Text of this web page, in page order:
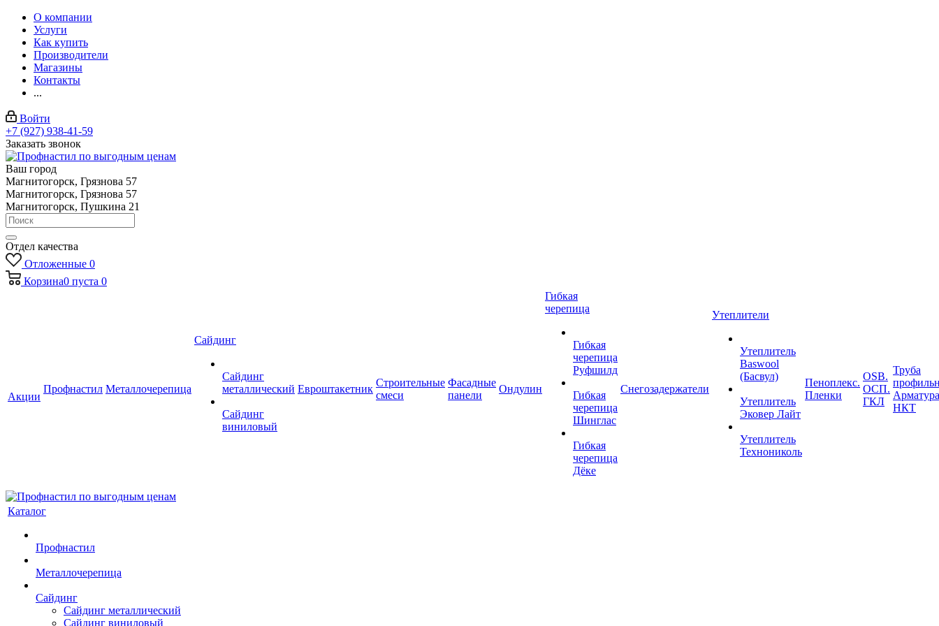
О компании
Услуги
Как купить
Производители
Магазины
Контакты
...
Войти
+7 (927) 938-41-59
Заказать звонок
Ваш город
Магнитогорск, Грязнова 57
Магнитогорск, Грязнова 57
Магнитогорск, Пушкина 21
Отдел качества
Отложенные 0
Корзина0 пуста 0
Акции
Профнастил Металлочерепица
Сайдинг
Сайдинг
металлический
Сайдинг
виниловый
Евроштакетник
Строительные
смеси
Фасадные
панели
Ондулин
Гибкая
черепица
Гибкая
черепица
Руфшилд
Гибкая
черепица
Шинглас
Гибкая
черепица
Дёке
Снегозадержатели
Утеплители
Утеплитель
Baswool
(Басвул)
Утеплитель
Эковер Лайт
Утеплитель
Технониколь
Пеноплекс.
Пленки
OSB.
ОСП.
ГКЛ
Труба
НКТ
Каталог
Профнастил
Металлочерепица
Сайдинг
Сайдинг металлический
Сайдинг виниловый